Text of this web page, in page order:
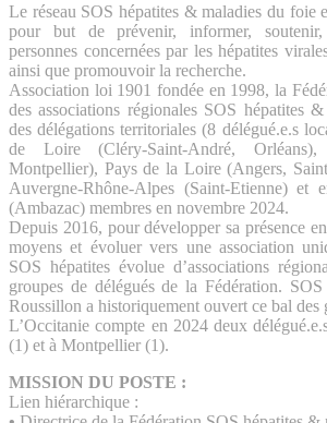
Le réseau SOS hépatites & maladies du foie
pour but de prévenir, informer,
personnes concernées par les hépatites
ainsi que promouvoir la recherche.
Association loi 1901 fondée en 1998, la
des associations régionales SOS hépatites
des délégations territoriales (8 délégué.e.s
de Loire (Cléry-Saint-André, Orléans),
Montpellier), Pays de la Loire (Angers,
Auvergne-Rhône-Alpes (Saint-Etienne) et
(Ambazac) membres en novembre 2024.
Depuis 2016, pour développer sa présence
moyens et évoluer vers une association
SOS hépatites évolue d’associations
groupes de délégués de la Fédération.
Roussillon a historiquement ouvert ce bal des
L’Occitanie compte en 2024 deux
(1) et à Montpellier (1).
MISSION DU POSTE :
Lien hiérarchique :